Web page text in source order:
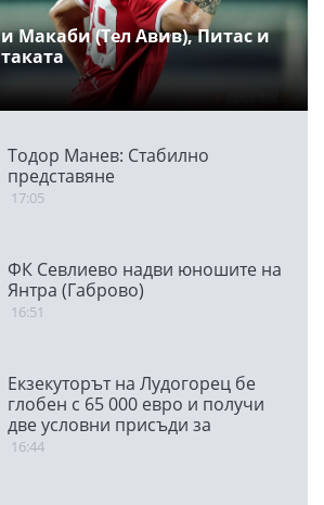
Макаби (Тел Авив), Питас и
Тодор Манев: Стабилно
представяне
17:05
ФК Севлиево надви юношите на
Янтра (Габрово)
16:51
Екзекуторът на Лудогорец бе
глобен с 65 000 евро и получи
две условни присъди за
мачовете с "орлите"
16:44